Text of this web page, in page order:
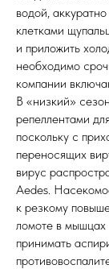
водой,
клетками
и приложить
необходимо
компании
В «низкий»
репеллентами
поскольку с
переносящих
вирус
Aedes.
к резкому
ломоте в мышцах
принимать